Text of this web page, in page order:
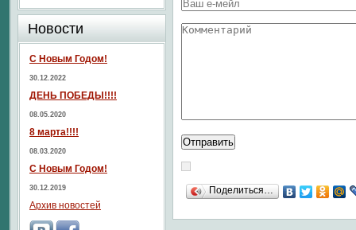
Поделиться…
Новости
С Новым Годом!
30.12.2022
ДЕНЬ ПОБЕДЫ!!!!
08.05.2020
8 марта!!!!
08.03.2020
С Новым Годом!
30.12.2019
Архив новостей